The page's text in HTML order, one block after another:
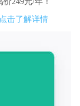
点击了解详情